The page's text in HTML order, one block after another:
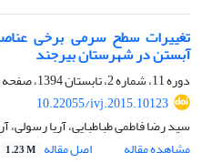
تغییرات سطح سرمی برخی
آبستن در شهرستان بیرجند
دوره 11، شماره 2، تابستان 1394، صفحه
10.22055/ivj.2015.10123
سید رضا فاطمی طباطبایی، آریا رسولی،
مشاهده مقاله
اصل مقاله 1.23 M